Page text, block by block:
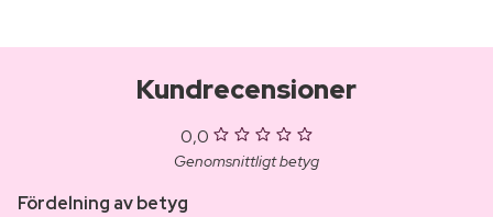
Kundrecensioner
0,0
Genomsnittligt betyg
Fördelning av betyg